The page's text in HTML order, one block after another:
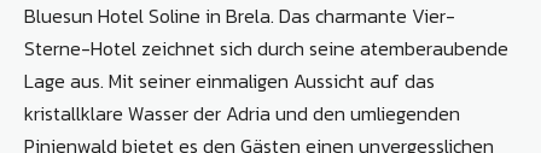
Bluesun Hotel Soline in Brela. Das charmante Vier-
Sterne-Hotel zeichnet sich durch seine atemberaubende
Lage aus. Mit seiner einmaligen Aussicht auf das
kristallklare Wasser der Adria und den umliegenden
Pinienwald bietet es den Gästen einen unvergesslichen